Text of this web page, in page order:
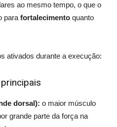
ao mesmo tempo, o que o
para fortalecimento quanto
ativados durante a execução:
dorsal): o maior músculo
grande parte da força na